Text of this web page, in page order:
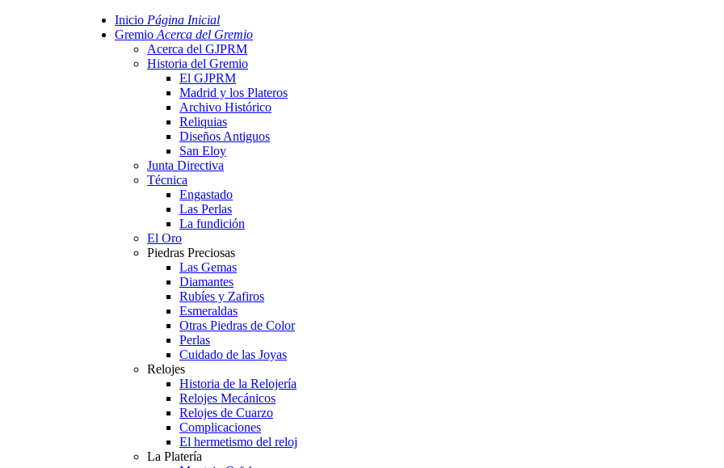
Inicio Página Inicial
Gremio Acerca del Gremio
Acerca del GJPRM
Historia del Gremio
El GJPRM
Madrid y los Plateros
Archivo Histórico
Reliquias
Diseños Antiguos
San Eloy
Junta Directiva
Técnica
Engastado
Las Perlas
La fundición
El Oro
Piedras Preciosas
Las Gemas
Diamantes
Rubíes y Zafiros
Esmeraldas
Otras Piedras de Color
Perlas
Cuidado de las Joyas
Relojes
Historia de la Relojería
Relojes Mecánicos
Relojes de Cuarzo
Complicaciones
El hermetismo del reloj
La Platería